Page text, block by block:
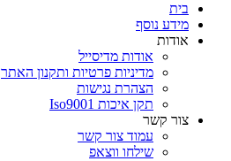
לְהַתְאָמַת
הָאֲתָר
הַמִּשְׁתַּמְּשִׁים
קוֹרֵא־מָסָךְ;
בית
מידע נוסף
אודות
אודות מדיסייל
מדיניות פרטיות ותקנון האתר
הצהרת נגישות
תקן איכות Iso9001
צור קשר
עמוד צור קשר
שילחו ווצאפ